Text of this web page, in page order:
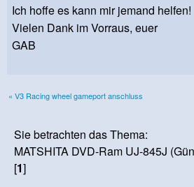
Ich hoffe es kann mir jemand helfen!
Vielen Dank im Vorraus, euer
GAB
« V3 Racing wheel gameport anschluss
Sie betrachten das Thema:
MATSHITA DVD-Ram UJ-845J
[1]